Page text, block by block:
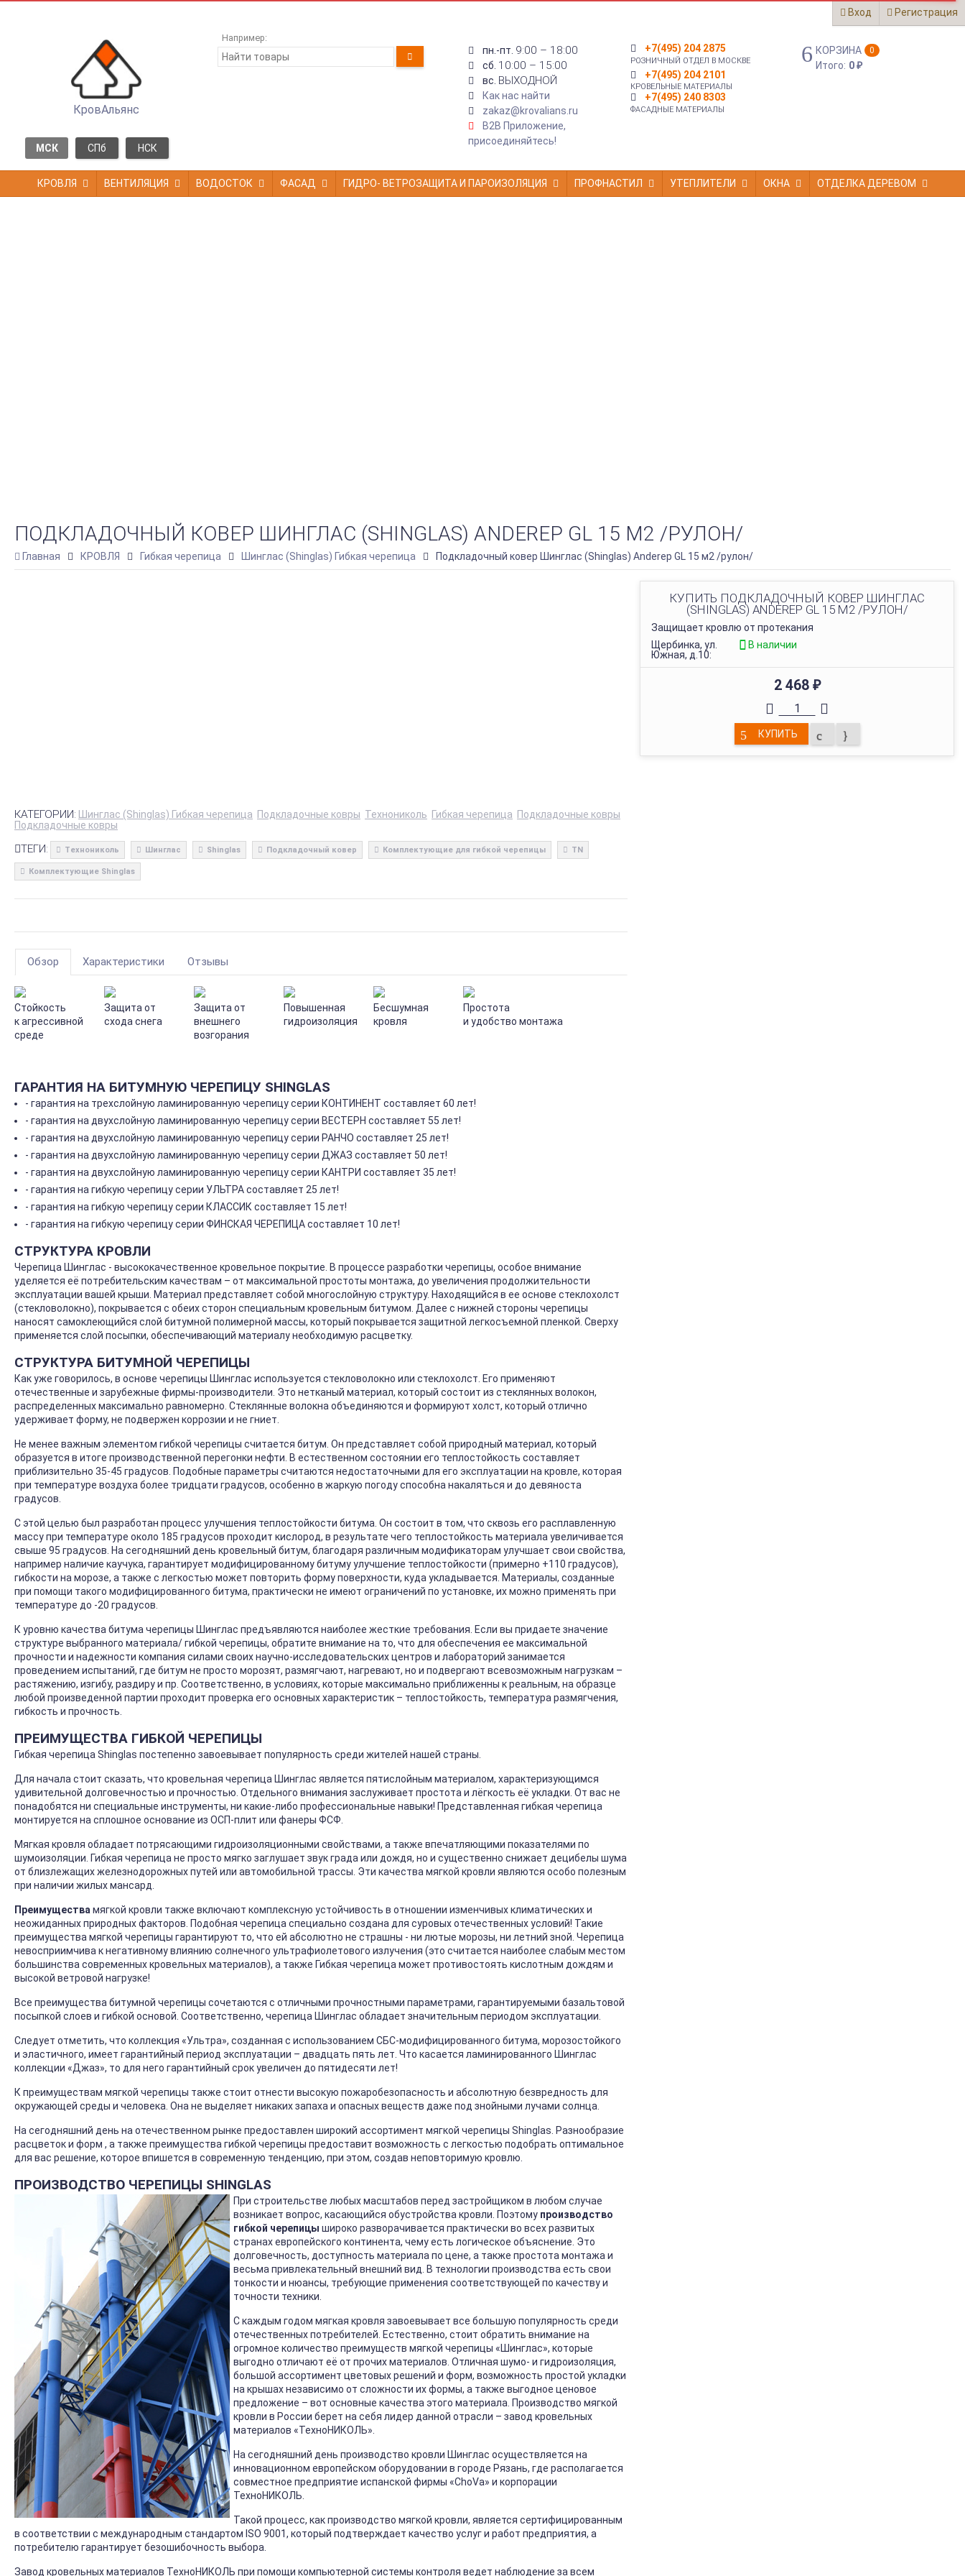
Вход Регистрация
КровАльянс
МСК СПб НСК
Например:
пн.-пт. 9:00 – 18:00
сб. 10:00 – 15:00
вс. ВЫХОДНОЙ
Как нас найти
zakaz@krovalians.ru
B2B Приложение,
присоединяйтесь!
+7(495) 204 2875
РОЗНИЧНЫЙ ОТДЕЛ В МОСКВЕ
+7(495) 204 2101
КРОВЕЛЬНЫЕ МАТЕРИАЛЫ
+7(495) 240 8303
ФАСАДНЫЕ МАТЕРИАЛЫ
КОРЗИНА 0
Итого: 0₽
КРОВЛЯ ВЕНТИЛЯЦИЯ ВОДОСТОК ФАСАД ГИДРО- ВЕТРОЗАЩИТА И ПАРОИЗОЛЯЦИЯ ПРОФНАСТИЛ УТЕПЛИТЕЛИ ОКНА ОТДЕЛКА ДЕРЕВОМ
ПОДКЛАДОЧНЫЙ КОВЕР ШИНГЛАС (SHINGLAS) ANDEREP GL 15 М2 /РУЛОН/
Главная КРОВЛЯ Гибкая черепица Шинглас (Shinglas) Гибкая черепица Подкладочный ковер Шинглас (Shinglas) Anderep GL 15 м2 /рулон/
КУПИТЬ ПОДКЛАДОЧНЫЙ КОВЕР ШИНГЛАС
(SHINGLAS) ANDEREP GL 15 М2 /РУЛОН/
Защищает кровлю от протекания
Щербинка, ул.
Южная, д.10:
В наличии
2 468 ₽
КУПИТЬ
КАТЕГОРИИ: Шинглас (Shinglas) Гибкая черепица Подкладочные ковры Технониколь Гибкая черепица Подкладочные ковры
Подкладочные ковры
ТЕГИ: Технониколь Шинглас Shinglas Подкладочный ковер Комплектующие для гибкой черепицы TN
Комплектующие Shinglas
Обзор Характеристики Отзывы
Стойкость
к агрессивной
среде
Защита от
схода снега
Защита от
внешнего
возгорания
Повышенная
гидроизоляция
Бесшумная
кровля
Простота
и удобство монтажа
ГАРАНТИЯ НА БИТУМНУЮ ЧЕРЕПИЦУ SHINGLAS
- гарантия на трехслойную ламинированную черепицу серии КОНТИНЕНТ составляет 60 лет!
- гарантия на двухслойную ламинированную черепицу серии ВЕСТЕРН составляет 55 лет!
- гарантия на двухслойную ламинированную черепицу серии РАНЧО составляет 25 лет!
- гарантия на двухслойную ламинированную черепицу серии ДЖАЗ составляет 50 лет!
- гарантия на двухслойную ламинированную черепицу серии КАНТРИ составляет 35 лет!
- гарантия на гибкую черепицу серии УЛЬТРА составляет 25 лет!
- гарантия на гибкую черепицу серии КЛАССИК составляет 15 лет!
- гарантия на гибкую черепицу серии ФИНСКАЯ ЧЕРЕПИЦА составляет 10 лет!
СТРУКТУРА КРОВЛИ
Черепица Шинглас - высококачественное кровельное покрытие. В процессе разработки черепицы, особое внимание
уделяется её потребительским качествам – от максимальной простоты монтажа, до увеличения продолжительности
эксплуатации вашей крыши. Материал представляет собой многослойную структуру. Находящийся в ее основе стеклохолст
(стекловолокно), покрывается с обеих сторон специальным кровельным битумом. Далее с нижней стороны черепицы
наносят самоклеющийся слой битумной полимерной массы, который покрывается защитной легкосъемной пленкой. Сверху
применяется слой посыпки, обеспечивающий материалу необходимую расцветку.
СТРУКТУРА БИТУМНОЙ ЧЕРЕПИЦЫ
Как уже говорилось, в основе черепицы Шинглас используется стекловолокно или стеклохолст. Его применяют
отечественные и зарубежные фирмы-производители. Это нетканый материал, который состоит из стеклянных волокон,
распределенных максимально равномерно. Стеклянные волокна объединяются и формируют холст, который отлично
удерживает форму, не подвержен коррозии и не гниет.
Не менее важным элементом гибкой черепицы считается битум. Он представляет собой природный материал, который
образуется в итоге производственной перегонки нефти. В естественном состоянии его теплостойкость составляет
приблизительно 35-45 градусов. Подобные параметры считаются недостаточными для его эксплуатации на кровле, которая
при температуре воздуха более тридцати градусов, особенно в жаркую погоду способна накаляться и до девяноста
градусов.
С этой целью был разработан процесс улучшения теплостойкости битума. Он состоит в том, что сквозь его расплавленную
массу при температуре около 185 градусов проходит кислород, в результате чего теплостойкость материала увеличивается
свыше 95 градусов. На сегодняшний день кровельный битум, благодаря различным модификаторам улучшает свои свойства,
например наличие каучука, гарантирует модифицированному битуму улучшение теплостойкости (примерно +110 градусов),
гибкости на морозе, а также с легкостью может повторить форму поверхности, куда укладывается. Материалы, созданные
при помощи такого модифицированного битума, практически не имеют ограничений по установке, их можно применять при
температуре до -20 градусов.
К уровню качества битума черепицы Шинглас предъявляются наиболее жесткие требования. Если вы придаете значение
структуре выбранного материала/ гибкой черепицы, обратите внимание на то, что для обеспечения ее максимальной
прочности и надежности компания силами своих научно-исследовательских центров и лабораторий занимается
проведением испытаний, где битум не просто морозят, размягчают, нагревают, но и подвергают всевозможным нагрузкам –
растяжению, изгибу, раздиру и пр. Соответственно, в условиях, которые максимально приближенны к реальным, на образце
любой произведенной партии проходит проверка его основных характеристик – теплостойкость, температура размягчения,
гибкость и прочность.
ПРЕИМУЩЕСТВА ГИБКОЙ ЧЕРЕПИЦЫ
Гибкая черепица Shinglas постепенно завоевывает популярность среди жителей нашей страны.
Для начала стоит сказать, что кровельная черепица Шинглас является пятислойным материалом, характеризующимся
удивительной долговечностью и прочностью. Отдельного внимания заслуживает простота и лёгкость её укладки. От вас не
понадобятся ни специальные инструменты, ни какие-либо профессиональные навыки! Представленная гибкая черепица
монтируется на сплошное основание из ОСП-плит или фанеры ФСФ.
Мягкая кровля обладает потрясающими гидроизоляционными свойствами, а также впечатляющими показателями по
шумоизоляции. Гибкая черепица не просто мягко заглушает звук града или дождя, но и существенно снижает децибелы шума
от близлежащих железнодорожных путей или автомобильной трассы. Эти качества мягкой кровли являются особо полезным
при наличии жилых мансард.
Преимуществамягкой кровли также включают комплексную устойчивость в отношении изменчивых климатических и
неожиданных природных факторов. Подобная черепица специально создана для суровых отечественных условий! Такие
преимущества мягкой черепицы гарантируют то, что ей абсолютно не страшны - ни лютые морозы, ни летний зной. Черепица
невосприимчива к негативному влиянию солнечного ультрафиолетового излучения (это считается наиболее слабым местом
большинства современных кровельных материалов), а также Гибкая черепица может противостоять кислотным дождям и
высокой ветровой нагрузке!
Все преимущества битумной черепицы сочетаются с отличными прочностными параметрами, гарантируемыми базальтовой
посыпкой слоев и гибкой основой. Соответственно, черепица Шинглас обладает значительным периодом эксплуатации.
Следует отметить, что коллекция «Ультра», созданная с использованием СБС-модифицированного битума, морозостойкого
и эластичного, имеет гарантийный период эксплуатации – двадцать пять лет. Что касается ламинированного Шинглас
коллекции «Джаз», то для него гарантийный срок увеличен до пятидесяти лет!
К преимуществам мягкой черепицы также стоит отнести высокую пожаробезопасность и абсолютную безвредность для
окружающей среды и человека. Она не выделяет никаких запаха и опасных веществ даже под знойными лучами солнца.
На сегодняшний день на отечественном рынке предоставлен широкий ассортимент мягкой черепицы Shinglas. Разнообразие
расцветок и форм , а также преимущества гибкой черепицы предоставит возможность с легкостью подобрать оптимальное
для вас решение, которое впишется в современную тенденцию, при этом, создав неповторимую кровлю.
ПРОИЗВОДСТВО ЧЕРЕПИЦЫ SHINGLAS
При строительстве любых масштабов перед застройщиком в любом случае
возникает вопрос, касающийся обустройства кровли. Поэтому производство
гибкой черепицы широко разворачивается практически во всех развитых
странах европейского континента, чему есть логическое объяснение. Это
долговечность, доступность материала по цене, а также простота монтажа и
весьма привлекательный внешний вид. В технологии производства есть свои
тонкости и нюансы, требующие применения соответствующей по качеству и
точности техники.
С каждым годом мягкая кровля завоевывает все большую популярность среди
отечественных потребителей. Естественно, стоит обратить внимание на
огромное количество преимуществ мягкой черепицы «Шинглас», которые
выгодно отличают её от прочих материалов. Отличная шумо- и гидроизоляция,
большой ассортимент цветовых решений и форм, возможность простой укладки
на крышах независимо от сложности их формы, а также выгодное ценовое
предложение – вот основные качества этого материала. Производство мягкой
кровли в России берет на себя лидер данной отрасли – завод кровельных
материалов «ТехноНИКОЛЬ».
На сегодняшний день производство кровли Шинглас осуществляется на
инновационном европейском оборудовании в городе Рязань, где располагается
совместное предприятие испанской фирмы «ChoVa» и корпорации
ТехноНИКОЛЬ.
Такой процесс, как производство мягкой кровли, является сертифицированным
в соответствии с международным стандартом ISO 9001, который подтверждает качество услуг и работ предприятия, а
потребителю гарантирует безошибочность выбора.
Завод кровельных материалов ТехноНИКОЛЬ при помощи компьютерной системы контроля ведет наблюдение за всем